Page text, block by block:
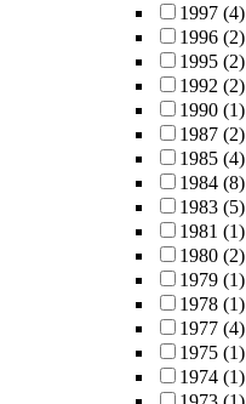
1997 (4)
1996 (2)
1995 (2)
1992 (2)
1990 (1)
1987 (2)
1985 (4)
1984 (8)
1983 (5)
1981 (1)
1980 (2)
1979 (1)
1978 (1)
1977 (4)
1975 (1)
1974 (1)